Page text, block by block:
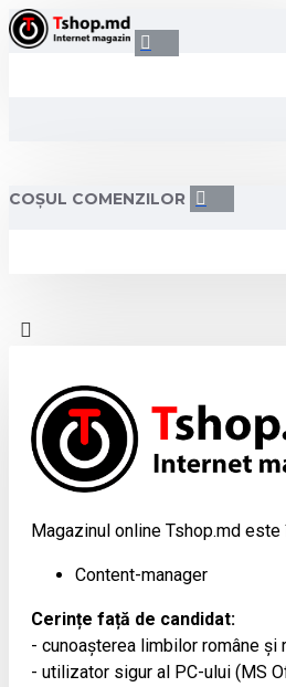
COȘUL COMENZILOR
Magazinul online Tshop.md
Content-manager
Cerințe față de candidat:
- cunoașterea limbilor române și
- utilizator sigur al PC-ului (MS